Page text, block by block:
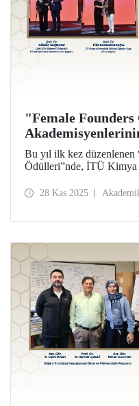
"Female
Bu yıl ilk kez
Ödülleri”nde, İTÜ
“Yeşil Dönüşüm Projesi
28 Kas 2025